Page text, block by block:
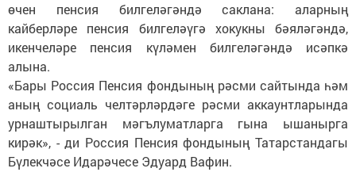
өчен пенсия билгеләгәндә саклана: аларның
кайберләре пенсия билгеләүгә хокукны бәяләгәндә,
икенчеләре пенсия күләмен билгеләгәндә исәпкә
алына.
«Бары Россия Пенсия фондының рәсми сайтында һәм
аның социаль челтәрләрдәге рәсми аккаунтларында
урнаштырылган мәгълуматларга гына ышанырга
кирәк», - ди Россия Пенсия фондының Татарстандагы
Бүлекчәсе Идарәчесе Эдуард Вафин.